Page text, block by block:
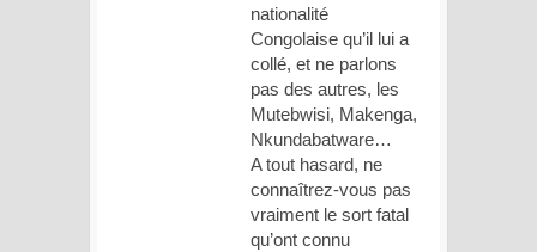
nationalité
Congolaise qu’il lui a
collé, et ne parlons
pas des autres, les
Mutebwisi, Makenga,
Nkundabatware…
A tout hasard, ne
connaîtrez-vous pas
vraiment le sort fatal
qu’ont connu